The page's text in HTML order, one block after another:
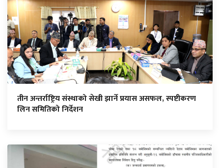
तीन अन्तर्राष्ट्रिय संस्थाको सेखी झार्ने प्रयास असफल, स्पष्टीकरण
लिन समितिको निर्देशन